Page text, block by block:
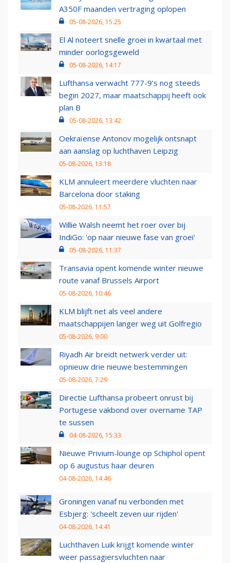
A350F maanden vertraging oplopen
05-08-2026, 15:25
El Al noteert snelle groei in kwartaal met
minder oorlogsgeweld
05-08-2026, 14:17
Lufthansa verwacht 777-9’s nog steeds
begin 2027, maar maatschappij heeft ook
plan B
05-08-2026, 13:42
Oekraïense Antonov mogelijk ontsnapt
aan aanslag op luchthaven Leipzig
05-08-2026, 13:18
KLM annuleert meerdere vluchten naar
Barcelona door staking
05-08-2026, 11:57
Willie Walsh neemt het roer over bij
IndiGo: 'op naar nieuwe fase van groei'
05-08-2026, 11:37
Transavia opent komende winter nieuwe
route vanaf Brussels Airport
05-08-2026, 10:46
KLM blijft net als veel andere
maatschappijen langer weg uit Golfregio
05-08-2026, 9:00
Riyadh Air breidt netwerk verder uit:
opnieuw drie nieuwe bestemmingen
05-08-2026, 7:29
Directie Lufthansa probeert onrust bij
Portugese vakbond over overname TAP
te sussen
04-08-2026, 15:33
Nieuwe Privium-lounge op Schiphol opent
op 6 augustus haar deuren
04-08-2026, 14:46
Groningen vanaf nu verbonden met
Esbjerg: 'scheelt zeven uur rijden'
04-08-2026, 14:41
Luchthaven Luik krijgt komende winter
weer passagiersvluchten naar